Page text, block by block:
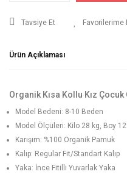
Tavsiye Et
Ürün Açıklaması
Organik Kısa Kollu Kız
Model Bedeni: 8-10 Beden
Model Ölçüleri: Kilo 28 kg, Boy
Karışım: %100 Organik Pamuk
Kalıp: Regular Fit/Standart Kalıp
Yaka: İnce Fitilli Yuvarlak Yaka